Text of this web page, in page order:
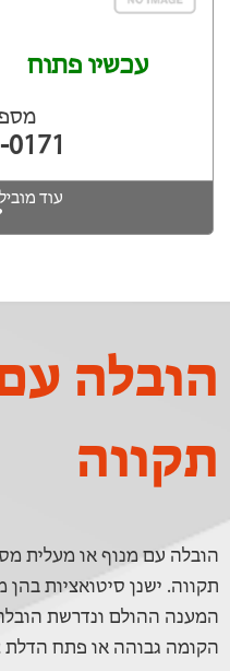
עכשיו פתוח
0171
עוד
הובלה
תקווה
הובלה עם מנוף או מעלית
תקווה. ישנן סיטואציות
המענה ההולם ונדרשת
הקומה גבוהה או פתח הדלת